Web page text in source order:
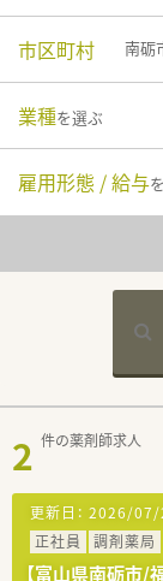
市区町村 南砺
業種を選ぶ
雇用形態 / 給与
2 件の薬剤師求人
更新日： 2026/07/
正社員
調剤薬局
【富山県南砺市/